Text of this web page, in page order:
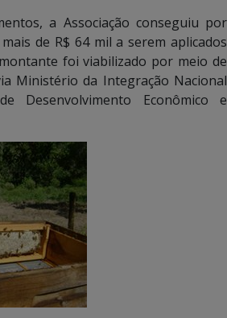
a Associação conseguiu por
de R$ 64 mil a serem aplicados
foi viabilizado por meio de
Ministério da Integração Nacional
Desenvolvimento Econômico e